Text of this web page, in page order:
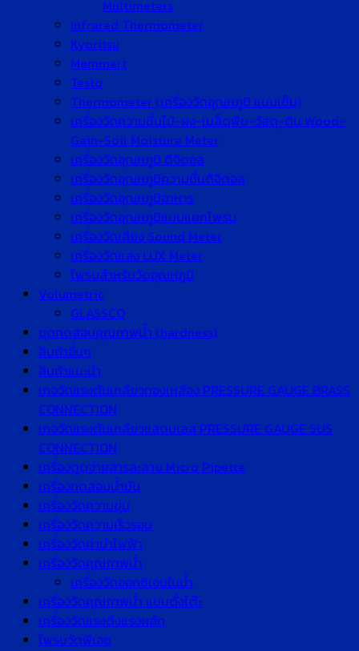
Multimeters
Infrared Thermometer
Kyoritsu
Memmert
Testo
Thermometer (เครื่องวัดอุณหภูมิ แบบเข็ม)
เครื่องวัดความชื้นไม้-ผง-เมล็ดพืช-วัสดุ-ดิน Wood-
Gain-Soil Moisture Meter
เครื่องวัดอุณหภูมิ ดิจิตอล
เครื่องวัดอุณหภูมิความชื้นดิจิตอล
เครื่องวัดอุณหภูมิอาหาร
เครื่องวัดอุณหภูมิแบบแยกโพรบ
เครื่องวัดเสียง Sound Meter
เครื่องวัดแสง LUX Meter
โพรบสำหรับวัดอุณหภูมิ
Volumetric
GLASSCO
ชุดทดสอบคุณภาพน้ำ (hardness)
สินค้าอื่นๆ
สินค้าแนะนำ
เกจวัดแรงดันเกลียวทองเหลือง PRESSURE GAUGE BRASS
CONNECTION
เกจวัดแรงดันเกลียวแสตนเลส PRESSURE GAUGE SUS
CONNECTION
เครื่องดูดจ่ายสารละลาย Micro Pipette
เครื่องทดสอบน้ำมัน
เครื่องวัดความขุ่น
เครื่องวัดความเร็วรอบ
เครื่องวัดค่านำไฟฟ้า
เครื่องวัดคุณภาพน้ำ
เครื่องวัดออกซิเจนในน้ำ
เครื่องวัดคุณภาพน้ำ แบบตั้งโต๊ะ
เครื่องวัดแรงดึงแรงผลัก
โพรบวัดพีเอช